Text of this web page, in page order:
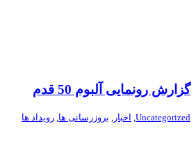
گزارش رونمایی آلبوم 50 قدم
Uncategorized اخبار بروزرسانی ها رویداد ها